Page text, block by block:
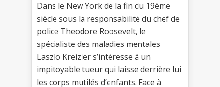
Dans le New York de la fin du 19ème
siècle sous la responsabilité du chef de
police Theodore Roosevelt, le
spécialiste des maladies mentales
Laszlo Kreizler s’intéresse à un
impitoyable tueur qui laisse derrière lui
les corps mutilés d’enfants. Face à